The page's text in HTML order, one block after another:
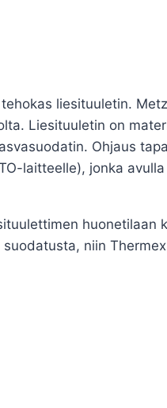
liesituuletin.
Liesituuletin on
Ohjaus
laitteelle), jonka
huonetilaan
niin